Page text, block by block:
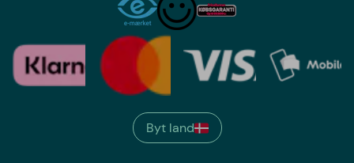
Byt land